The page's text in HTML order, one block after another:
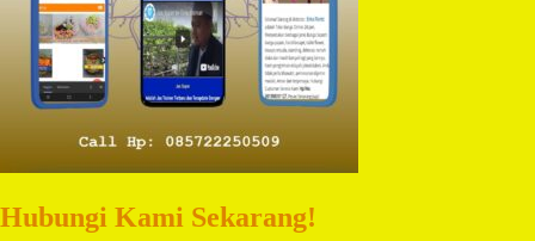
Hubungi Kami Sekarang!